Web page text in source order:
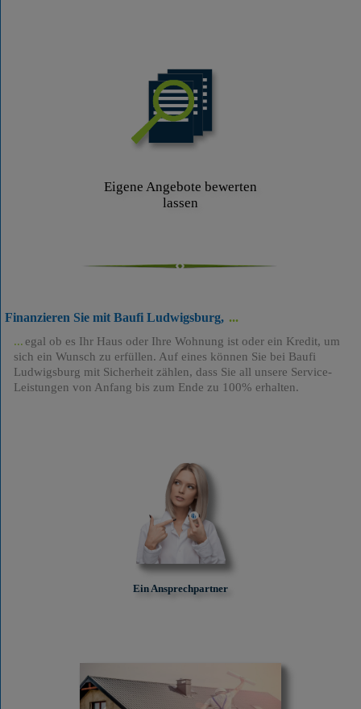
Eigene Angebote bewerten
lassen
Finanzieren Sie mit Baufi Ludwigsburg,
egal ob es Ihr Haus oder Ihre Wohnung ist oder ein Kredit, um
sich ein Wunsch zu erfüllen. Auf eines können Sie bei Baufi
Ludwigsburg mit Sicherheit zählen, dass Sie all unsere Service-
Leistungen von Anfang bis zum Ende zu 100% erhalten.
Ein Ansprechpartner